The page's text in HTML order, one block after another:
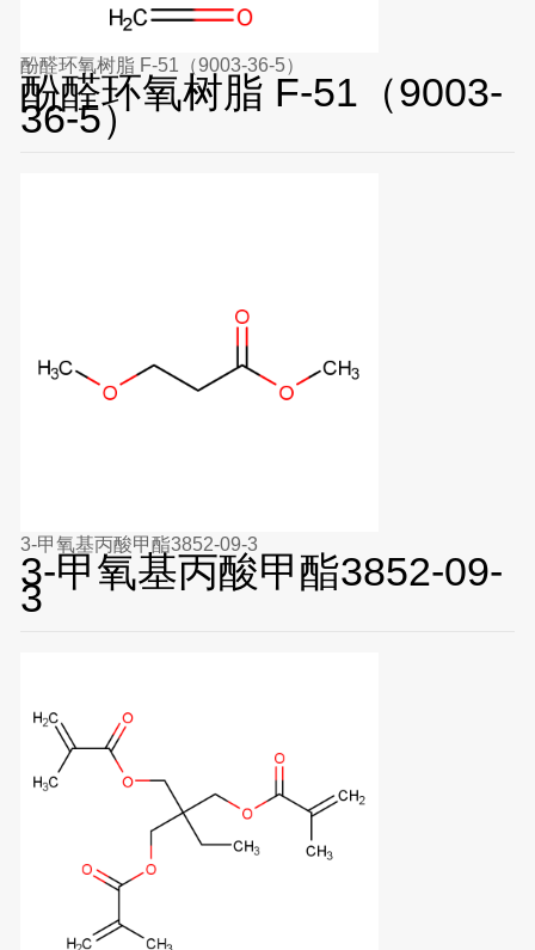
酚醛环氧树脂 F-51（9003-36-5）
酚醛环氧树脂 F-51（9003-
36-5）
3-甲氧基丙酸甲酯3852-09-3
3-甲氧基丙酸甲酯3852-09-
3